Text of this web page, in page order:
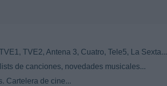
TVE2, Antena 3, Cuatro, Tele5, La Sexta...
de canciones, novedades musicales...
Cartelera de cine...